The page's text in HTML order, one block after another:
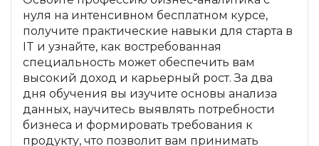
нуля на интенсивном бесплатном курсе,
получите практические навыки для старта в
IT и узнайте, как востребованная
специальность может обеспечить вам
высокий доход и карьерный рост. За два
дня обучения вы изучите основы анализа
данных, научитесь выявлять потребности
бизнеса и формировать требования к
продукту, что позволит вам принимать